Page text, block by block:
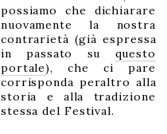
possiamo che dichiarare
nuovamente la nostra
contrarietà (già espressa
in passato su questo
portale), che ci pare
corrisponda peraltro alla
storia e alla tradizione
stessa del Festival.